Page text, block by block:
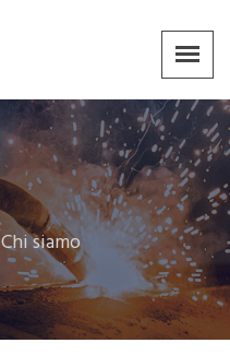
Chi siamo